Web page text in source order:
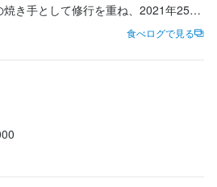
き手として修行を重ね、2021年25才
、、火入れだけでなく鮨ネタの様に
レバーなど菌を保有しない高坂鶏の
食べログで見る